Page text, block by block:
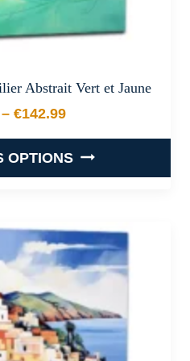
Abstrait Vert et Jaune
– €142.99
Plage de prix : €29.99 à
OPTIONS
a
plusieurs
variations.
Les
options
peuvent